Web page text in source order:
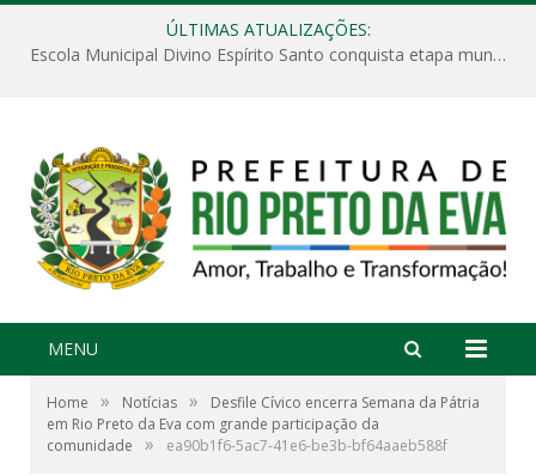
ÚLTIMAS ATUALIZAÇÕES:
Escola Municipal Divino Espírito Santo conquista etapa municipal da V Feira Amazonense de Matemática
MENU
Home » Notícias »
Desfile Cívico encerra Semana da Pátria
em Rio Preto da Eva com grande participação da
comunidade
» ea90b1f6-5ac7-41e6-be3b-bf64aaeb588f